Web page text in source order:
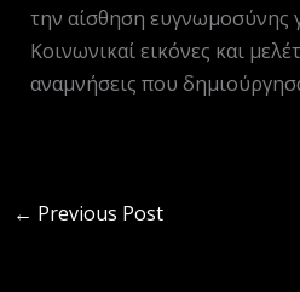
την αίσθηση ευγνωμοσύνης
Κοινωνικαί εικόνες και
αναμνήσεις που
← Previous Post